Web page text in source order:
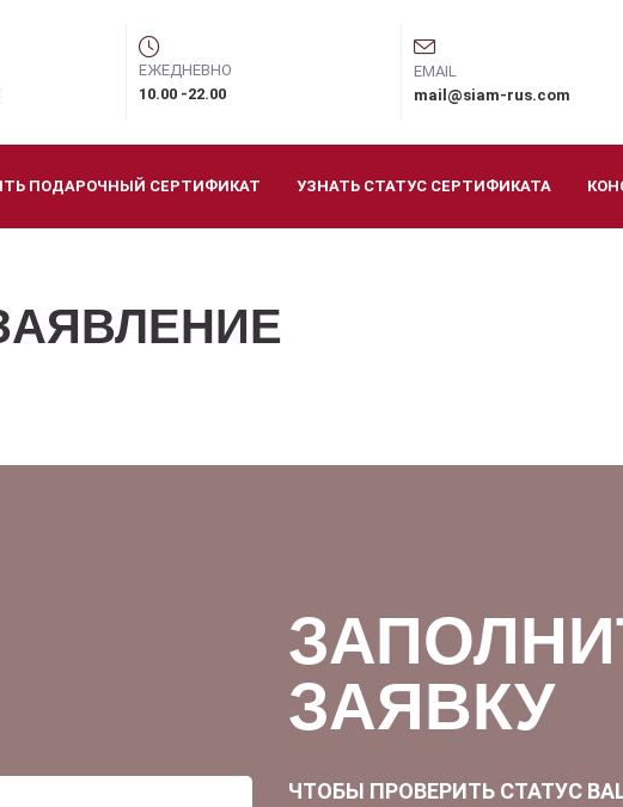
ЕЖЕДНЕВНО
10.00 -22.00
EMAIL
mail@siam-rus.com
ПОДАРОЧНЫЙ СЕРТИФИКАТ УЗНАТЬ СТАТУС СЕРТИФИКАТА
ЗАЯВКУ
ЧТОБЫ ПРОВЕРИТЬ СТАТУС